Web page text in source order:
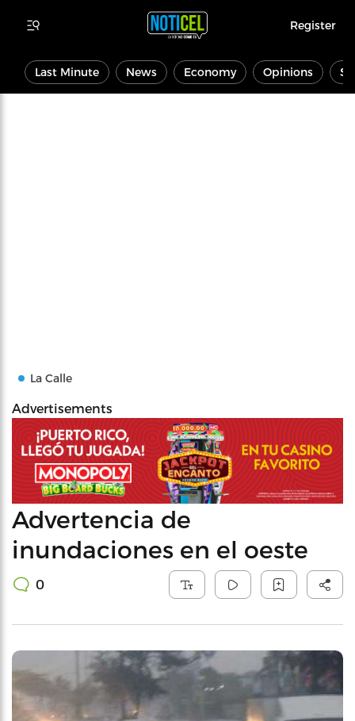
Register
Last Minute News Economy Opinions
La Calle
Advertisements
Advertencia de
inundaciones en el oeste
0